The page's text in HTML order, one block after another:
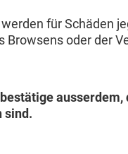
für Schäden
Browsens oder der
ausserdem,
sind.